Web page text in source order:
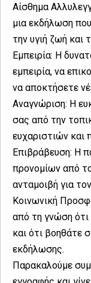
Αίσθημα
μια εκδήλωση
την υγιή ζωή και
Εμπειρία: Η
εμπειρία, να
να αποκτήσετε
Αναγνώριση: Η
σας από την
ευχαριστιών και
Επιβράβευση: Η
προνομίων από
ανταμοιβή για
Κοινωνική
από τη γνώση ότι
και ότι βοηθάτε
εκδήλωσης.
Παρακαλούμε